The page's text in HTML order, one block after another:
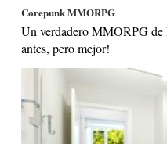
Corepunk MMORPG
Un verdadero MMORPG de
antes, pero mejor!